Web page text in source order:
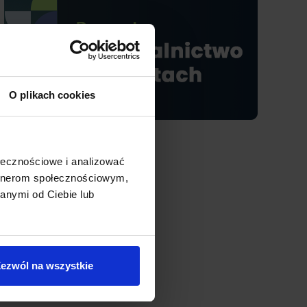
O plikach cookies
i analizować
społecznościowym,
od Ciebie lub
na wszystkie